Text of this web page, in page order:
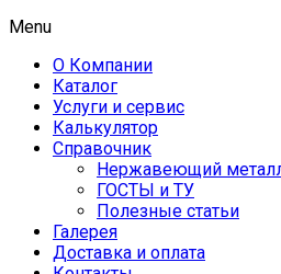
Menu
О Компании
Каталог
Услуги и сервис
Калькулятор
Справочник
Нержавеющий
ГОСТЫ и ТУ
Полезные статьи
Галерея
Доставка и оплата